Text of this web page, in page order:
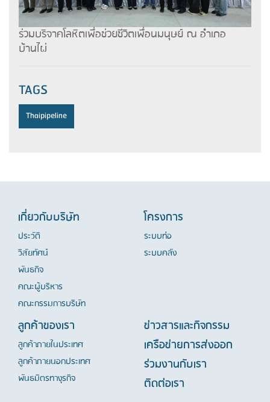
ร่วมบริจาคโลหิตเพื่อช่วยชีวิตเพื่อนมนุษย์ ณ อำเภอ
บ้านไผ่
TAGS
Thaipipeline
เกี่ยวกับบริษัท
ประวัติ
วิสัยทัศน์
พันธกิจ
คณะผู้บริหาร
คณะกรรมการบริษัท
โครงการ
ระบบท่อ
ระบบคลัง
ลูกค้าของเรา
ลูกค้าภายในประเทศ
ลูกค้าภายนอกประเทศ
พันธมิตรทางุรกิจ
ข่าวสารและกิจกรรม
เครือข่ายการส่งออก
ร่วมงานกับเรา
ติดต่อเรา